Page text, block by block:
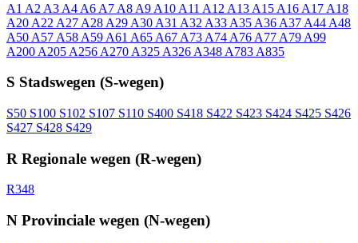
A1 A2 A3 A4 A6 A7 A8 A9 A10 A11 A12 A13 A15 A16 A17 A18
A20 A22 A27 A28 A29 A30 A31 A32 A33 A35 A36 A37 A44 A48
A50 A57 A58 A59 A61 A65 A67 A73 A74 A76 A77 A79 A99
A200 A205 A256 A270 A325 A326 A348 A783 A835
S Stadswegen (S-wegen)
S50 S100 S102 S107 S110 S400 S418 S422 S423 S424 S425 S426
S427 S428 S429
R Regionale wegen (R-wegen)
R348
N Provinciale wegen (N-wegen)